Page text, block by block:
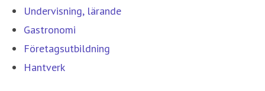
Undervisning, lärande
Gastronomi
Företagsutbildning
Hantverk